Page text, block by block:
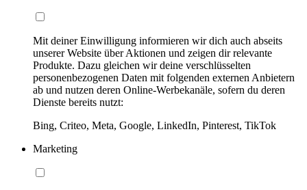
Mit deiner Einwilligung informieren wir dich auch abseits
unserer Website über Aktionen und zeigen dir relevante
Produkte. Dazu gleichen wir deine verschlüsselten
personenbezogenen Daten mit folgenden externen Anbietern
ab und nutzen deren Online-Werbekanäle, sofern du deren
Dienste bereits nutzt:
Bing, Criteo, Meta, Google, LinkedIn, Pinterest, TikTok
Marketing